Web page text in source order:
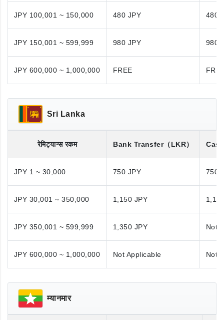
JPY 100,001 ~ 150,000 480 JPY 480
JPY 150,001 ~ 599,999 980 JPY 980
JPY 600,000 ~ 1,000,000 FREE
Sri Lanka
रेमिट्यान्स रकम Bank Transfer（LKR）
JPY 1 ~ 30,000 750 JPY 750
JPY 30,001 ~ 350,000 1,150 JPY
JPY 350,001 ~ 599,999 1,350 JPY Not
JPY 600,000 ~ 1,000,000 Not Applicable Not
म्यानमार